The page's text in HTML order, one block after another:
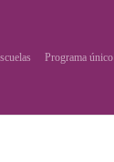
Programa único